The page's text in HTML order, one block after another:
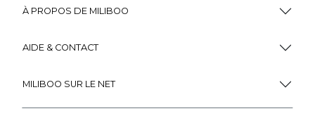
À PROPOS DE MILIBOO
AIDE & CONTACT
MILIBOO SUR LE NET